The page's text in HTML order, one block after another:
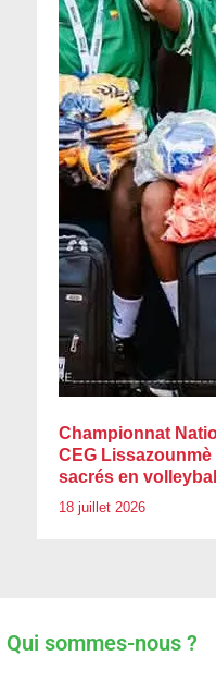
Championnat
CEG Lissazounmè
sacrés en volleyball
18 juillet 2026
Qui sommes-nous ?